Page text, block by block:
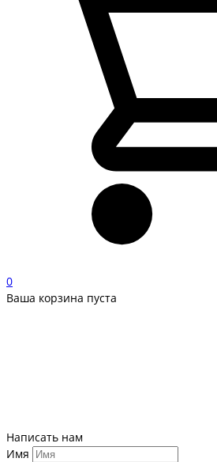
0
Ваша корзина пуста
Написать нам
Имя